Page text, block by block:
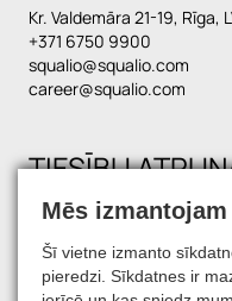
Kr. Valdemāra 21-19, Rīga,
+371 6750 9900
squalio@squalio.com
career@squalio.com
TIESĪBU
SATIECIET
Mēs
Šī vietne izmanto
pieredzi. Sīkdatnes ir